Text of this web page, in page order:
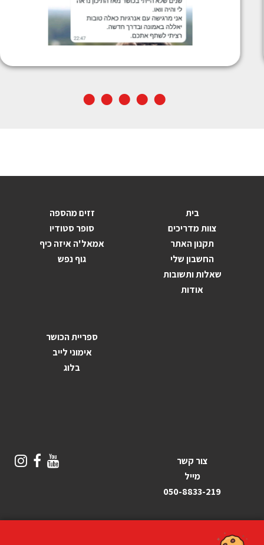
בית
צוות מדריכים
תקנון האתר
החשבון שלי
שאלות ותשובות
אודות
זזים מהספה
סופר סטודיו
אמאל'ה איזה כיף
גוף נפש
ספריית הכושר
אימוני לייב
בלוג
צור קשר
מייל
050-8833-219